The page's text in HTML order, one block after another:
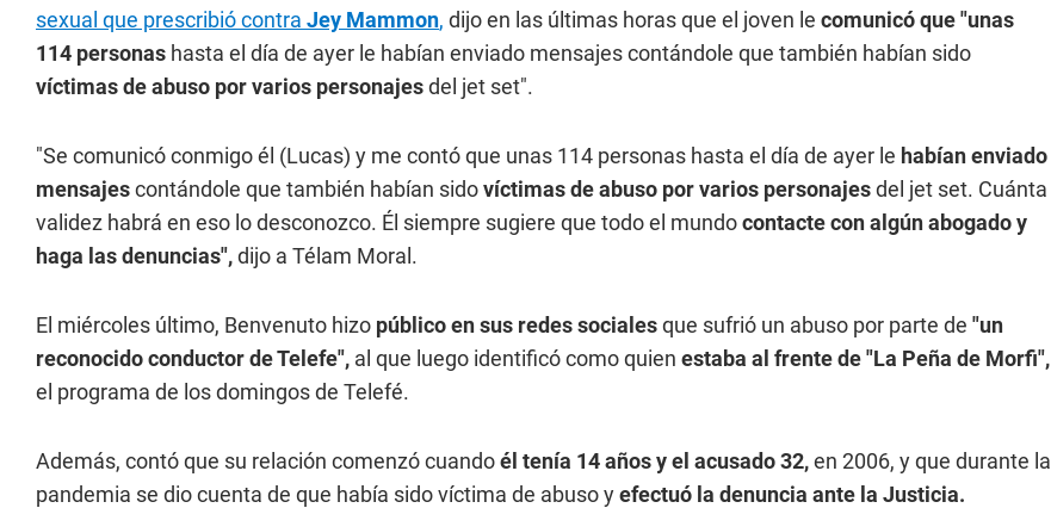
sexual que prescribió contra Jey Mammon, dijo en las últimas horas que el joven le comunicó que "unas
114 personas hasta el día de ayer le habían enviado mensajes contándole que también habían sido
víctimas de abuso por varios personajesdel jet set".
"Se comunicó conmigo él (Lucas) y me contó que unas 114 personas hasta el día de ayer le habían enviado
mensajescontándole que también habían sidovíctimas de abuso por varios personajesdel jet set. Cuánta
validez habrá en eso lo desconozco. Él siempre sugiere que todo el mundocontacte con algún abogado y
haga las denuncias",dijo a Télam Moral.
El miércoles último, Benvenuto hizo público en sus redes socialesque sufrió un abuso por parte de "un
reconocido conductor de Telefe", al que luego identificó como quien estaba al frente de "La Peña de Morfi",
el programa de los domingos de Telefé.
Además, contó que su relación comenzó cuandoél tenía 14 años y el acusado 32,en 2006, y que durante la
pandemia se dio cuenta de que había sido víctima de abuso yefectuó la denuncia ante la Justicia.